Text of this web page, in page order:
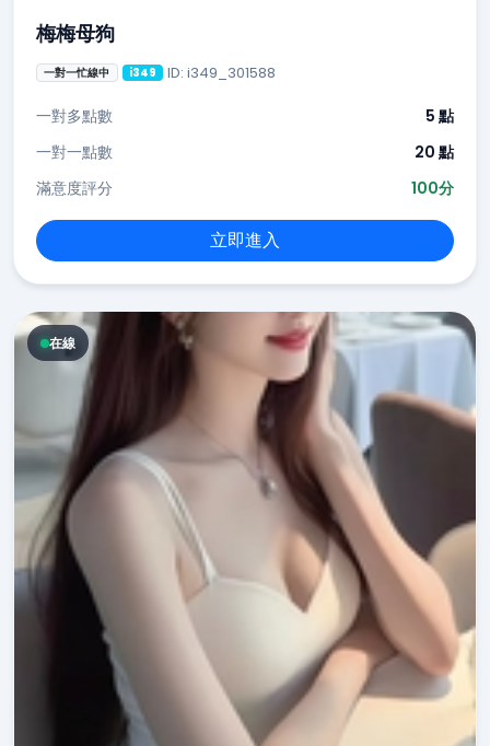
梅梅母狗
一對一忙線中 i349 ID: i349_301588
一對多點數
5 點
一對一點數
20 點
滿意度評分
100分
立即進入
在線